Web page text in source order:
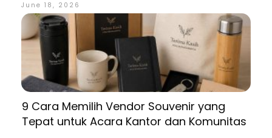
June 18, 2026
9 Cara Memilih Vendor Souvenir yang
Tepat untuk Acara Kantor dan Komunitas